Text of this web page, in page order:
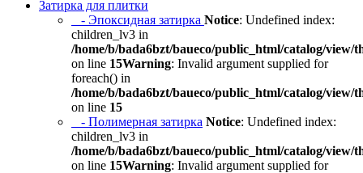
Затирка для плитки
- Эпоксидная затирка Notice: Undefined index:
children_lv3 in
/home/b/bada6bzt/baueco/public_html/catalog/view/
on line 15Warning: Invalid argument supplied for
foreach() in
/home/b/bada6bzt/baueco/public_html/catalog/view/
on line 15
- Полимерная затирка Notice: Undefined index:
children_lv3 in
/home/b/bada6bzt/baueco/public_html/catalog/view/
on line 15Warning: Invalid argument supplied for